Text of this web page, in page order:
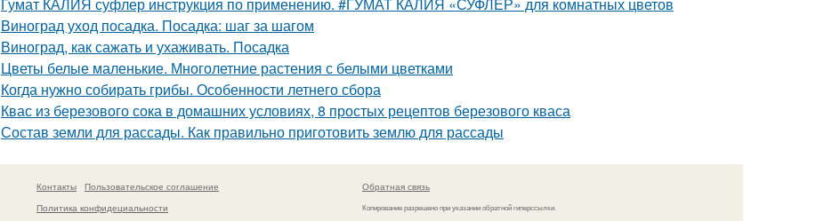
Виноград уход посадка. Посадка: шаг за шагом
Виноград, как сажать и ухаживать. Посадка
Цветы белые маленькие. Многолетние растения с белыми цветками
Когда нужно собирать грибы. Особенности летнего сбора
Квас из березового сока в домашних условиях, 8 простых рецептов березового кваса
Состав земли для рассады. Как правильно приготовить землю для рассады
Контакты
Пользовательское соглашение
Политика конфидециальности
Обратная связь
Копирование разрешено при указании обратной гиперссылки.